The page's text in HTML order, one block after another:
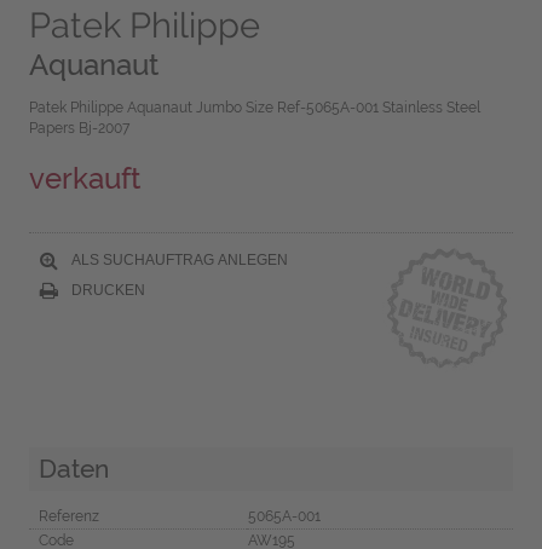
Patek Philippe
Aquanaut
Patek Philippe Aquanaut Jumbo Size Ref-5065A-001 Stainless Steel
Papers Bj-2007
verkauft
ALS SUCHAUFTRAG ANLEGEN
DRUCKEN
Daten
Referenz
5065A-001
Code
AW195